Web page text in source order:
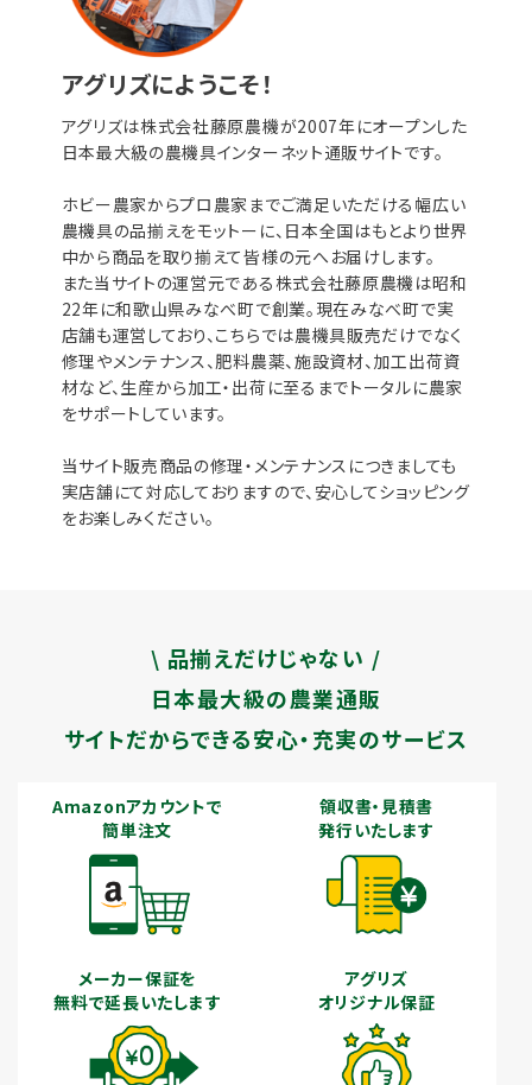
アグリズにようこそ！
アグリズは株式会社藤原農機が2007年にオープンした
日本最大級の農機具インターネット通販サイトです。
ホビー農家からプロ農家までご満足いただける幅広い
農機具の品揃えをモットーに、日本全国はもとより世界
中から商品を取り揃えて皆様の元へお届けします。
また当サイトの運営元である株式会社藤原農機は昭和
22年に和歌山県みなべ町で創業。現在みなべ町で実
店舗も運営しており、こちらでは農機具販売だけでなく
修理やメンテナンス、肥料農薬、施設資材、加工出荷資
材など、生産から加工・出荷に至るまでトータルに農家
をサポートしています。
当サイト販売商品の修理・メンテナンスにつきましても
実店舗にて対応しておりますので、安心してショッピング
をお楽しみください。
\ 品揃えだけじゃない /
日本最大級の農業通販
サイトだからできる安心・充実のサービス
Amazonアカウントで
簡単注文
領収書・見積書
発行いたします
メーカー保証を
無料で延長いたします
アグリズ
オリジナル保証